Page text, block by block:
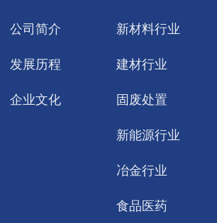
公司简介
发展历程
企业文化
新材料行业
建材行业
固废处置
新能源行业
冶金行业
食品医药